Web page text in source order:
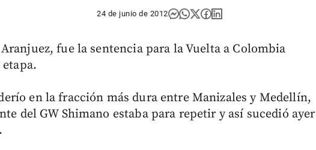
24 de junio de 2012
fue la sentencia para la Vuelta a Colombia
en la fracción más dura entre Manizales y Medellín,
del GW Shimano estaba para repetir y así sucedió ayer